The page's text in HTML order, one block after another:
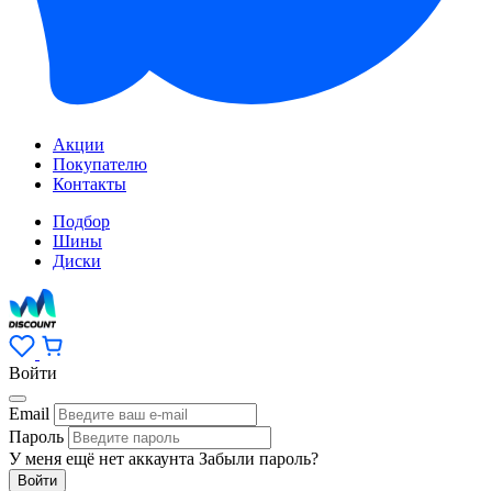
Акции
Покупателю
Контакты
Подбор
Шины
Диски
Войти
Email
Пароль
У меня ещё нет аккаунта Забыли пароль?